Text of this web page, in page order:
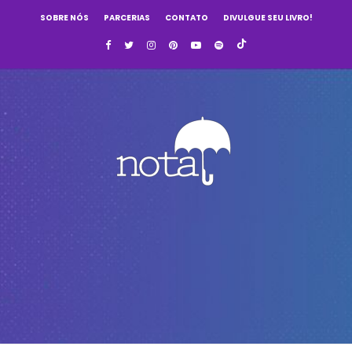
SOBRE NÓS PARCERIAS CONTATO DIVULGUE SEU LIVRO!